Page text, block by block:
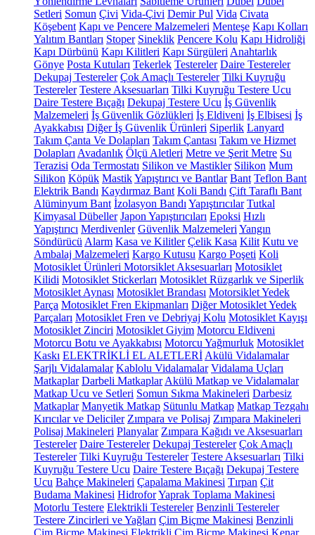
Setleri Somun Çivi Vida-Çivi Demir Pul Vida Civata
Köşebent Kapı ve Pencere Malzemeleri Menteşe Kapı Kolları
Yalıtım Bantları Stoper Sineklik Pencere Kolu Kapı Hidroliği
Kapı Dürbünü Kapı Kilitleri Kapı Sürgüleri Anahtarlık
Gönye Posta Kutuları Tekerlek Testereler Daire Testereler
Dekupaj Testereler Çok Amaçlı Testereler Tilki Kuyruğu
Testereler Testere Aksesuarları Tilki Kuyruğu Testere Ucu
Daire Testere Bıçağı Dekupaj Testere Ucu İş Güvenlik
Malzemeleri İş Güvenlik Gözlükleri İş Eldiveni İş Elbisesi İş
Ayakkabısı Diğer İş Güvenlik Ürünleri Siperlik Lanyard
Takım Çanta Ve Dolapları Takım Çantası Takım ve Hizmet
Dolapları Avadanlık Ölçü Aletleri Metre ve Şerit Metre Su
Terazisi Oda Termostatı Silikon ve Mastikler Silikon Mum
Silikon Köpük MastikYapıştırıcı ve Bantlar Bant Teflon Bant
Elektrik Bandı Kaydırmaz Bant Koli Bandı Çift Taraflı Bant
Alüminyum Bant İzolasyon Bandı Yapıştırıcılar Tutkal
Kimyasal Dübeller Japon Yapıştırıcıları Epoksi Hızlı
Yapıştırıcı Merdivenler Güvenlik Malzemeleri Yangın
Söndürücü Alarm Kasa ve Kilitler Çelik Kasa Kilit Kutu ve
Ambalaj Malzemeleri Kargo Kutusu Kargo Poşeti Koli
Motosiklet Ürünleri Motorsiklet Aksesuarları Motosiklet
Kilidi Motosiklet Stickerları Motosiklet Rüzgarlık ve Siperlik
Motosiklet Aynası Motosiklet Brandası Motorsiklet Yedek
Parça Motosiklet Fren Ekipmanları Diğer Motosiklet Yedek
Parçaları Motosiklet Fren ve Debriyaj Kolu Motosiklet Kayışı
Motosiklet Zinciri Motosiklet Giyim Motorcu Eldiveni
Motorcu Botu ve Ayakkabısı Motorcu Yağmurluk Motosiklet
Kaskı ELEKTRİKLİ EL ALETLERİ Akülü Vidalamalar
Şarjlı Vidalamalar Kablolu Vidalamalar Vidalama Uçları
Matkaplar Darbeli Matkaplar Akülü Matkap ve Vidalamalar
Matkap Ucu ve Setleri Somun Sıkma Makineleri Darbesiz
Matkaplar Manyetik Matkap Sütunlu Matkap Matkap Tezgahı
Kırıcılar ve Deliciler Zımpara ve Polisaj Zımpara Makineleri
Polisaj Makineleri Planyalar Zımpara Kağıdı ve Aksesuarları
Testereler Daire Testereler Dekupaj Testereler Çok Amaçlı
Testereler Tilki Kuyruğu Testereler Testere Aksesuarları Tilki
Kuyruğu Testere Ucu Daire Testere Bıçağı Dekupaj Testere
Ucu Bahçe Makineleri Çapalama Makinesi Tırpan Çit
Budama Makinesi HidroforYaprak Toplama Makinesi
Motorlu Testere Elektrikli Testereler Benzinli Testereler
Testere Zincirleri ve Yağları Çim Biçme Makinesi Benzinli
Çim Biçme Makinesi Elektrikli Çim Biçme Makinesi Kenar